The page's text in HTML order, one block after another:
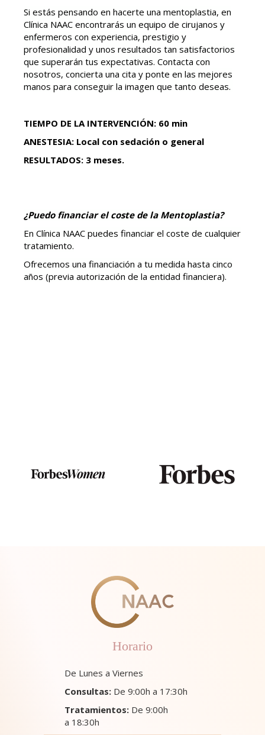
Si estás pensando en hacerte una mentoplastia, en
Clínica NAAC encontrarás un equipo de cirujanos y
enfermeros con experiencia, prestigio y
profesionalidad y unos resultados tan satisfactorios
que superarán tus expectativas. Contacta con
nosotros, concierta una cita y ponte en las mejores
manos para conseguir la imagen que tanto deseas.
TIEMPO DE LA INTERVENCIÓN: 60 min
ANESTESIA: Local con sedación o general
RESULTADOS: 3 meses.
¿Puedo financiar el coste de la Mentoplastia?
En Clínica NAAC puedes financiar el coste de cualquier
tratamiento.
Ofrecemos una financiación a tu medida hasta cinco
años (previa autorización de la entidad financiera).
Horario
De Lunes a Viernes
Consultas: De 9:00h a 17:30h
Tratamientos: De 9:00h
a 18:30h